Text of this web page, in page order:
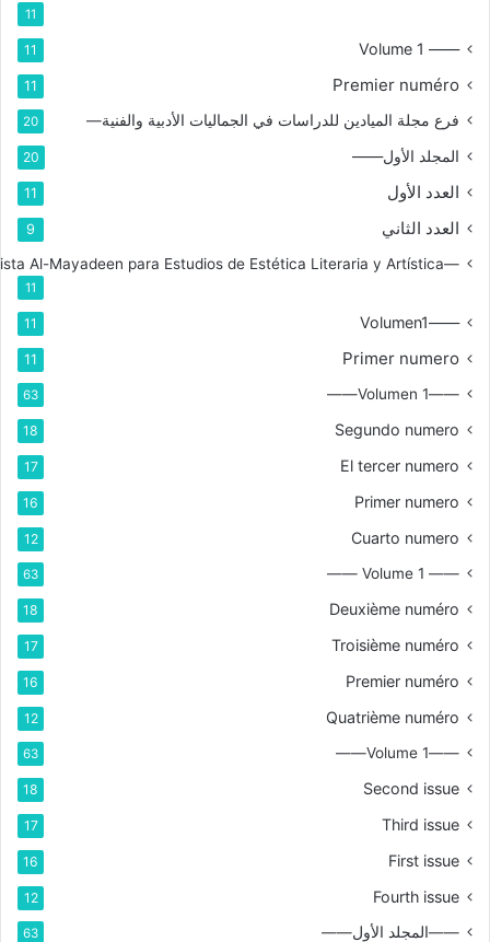
11
—— Volume 1
11
Premier numéro
11
فرع مجلة الميادين للدراسات في الجماليات الأدبية والفنية— 20
المجلد الأول—— 20
العدد الأول 11
العدد الثاني 9
—Rama de la Revista Al-Mayadeen para Estudios de Estética Literaria y Artística
11
——Volumen1
11
Primer numero
11
——Volumen 1——
63
Segundo numero
18
El tercer numero
17
Primer numero
16
Cuarto numero
12
—— Volume 1 ——
63
Deuxième numéro
18
Troisième numéro
17
Premier numéro
16
Quatrième numéro
12
——Volume 1——
63
Second issue
18
Third issue
17
First issue
16
Fourth issue
12
——المجلد الأول—— 63